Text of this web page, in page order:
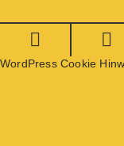
WordPress Cookie